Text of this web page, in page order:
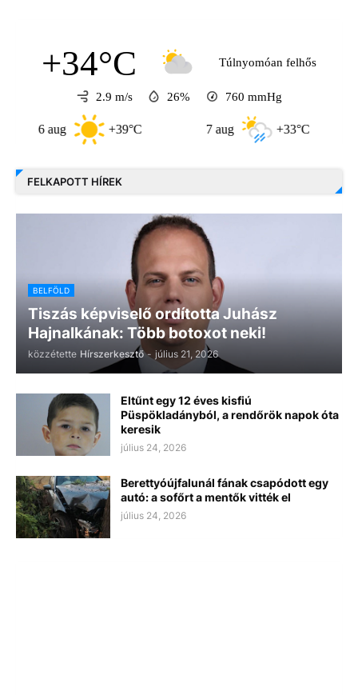
+34°C Túlnyomóan felhős
2.9 m/s 26% 760 mmHg
+39°C +33°C
FELKAPOTT HÍREK
BELFÖLD
Tiszás képviselő ordította Juhász
Hajnalkának: Több botoxot neki!
közzétette Hírszerkesztő - július 21, 2026
Eltűnt egy 12 éves kisfiú
Püspökladányból, a rendőrök napok óta
keresik
július 24, 2026
Berettyóújfalunál fának csapódott egy
autó: a sofőrt a mentők vitték el
július 24, 2026